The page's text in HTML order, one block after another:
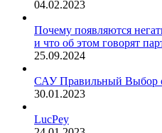
04.02.2023
Почему появляются
и что об этом говорят
25.09.2024
САУ Правильный Выбор
30.01.2023
LucPey